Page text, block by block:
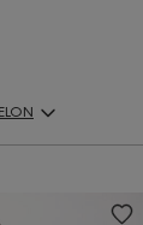
Articles: